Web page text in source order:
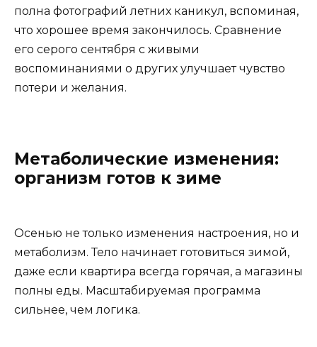
полна фотографий летних каникул, вспоминая,
что хорошее время закончилось. Сравнение
его серого сентября с живыми
воспоминаниями о других улучшает чувство
потери и желания.
Метаболические изменения:
организм готов к зиме
Осенью не только изменения настроения, но и
метаболизм. Тело начинает готовиться зимой,
даже если квартира всегда горячая, а магазины
полны еды. Масштабируемая программа
сильнее, чем логика.